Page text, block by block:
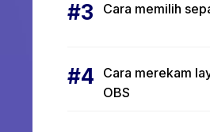
Cara memilih
Cara merekam
OBS